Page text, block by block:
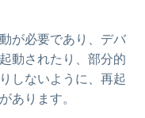
が必要であり、デバ
動されたり、部分的
しないように、再起
あります。